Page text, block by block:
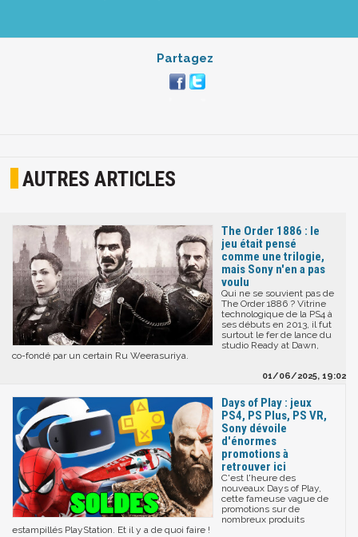
Partagez
AUTRES ARTICLES
The Order 1886 : le
jeu était pensé
comme une trilogie,
mais Sony n'en a pas
voulu
Qui ne se souvient pas de
The Order 1886 ? Vitrine
technologique de la PS4 à
ses débuts en 2013, il fut
surtout le fer de lance du
studio Ready at Dawn,
co-fondé par un certain Ru Weerasuriya.
01/06/2025, 19:02
Days of Play : jeux
PS4, PS Plus, PS VR,
Sony dévoile
d'énormes
promotions à
retrouver ici
C'est l'heure des
nouveaux Days of Play,
cette fameuse vague de
promotions sur de
nombreux produits
estampillés PlayStation. Et il y a de quoi faire !